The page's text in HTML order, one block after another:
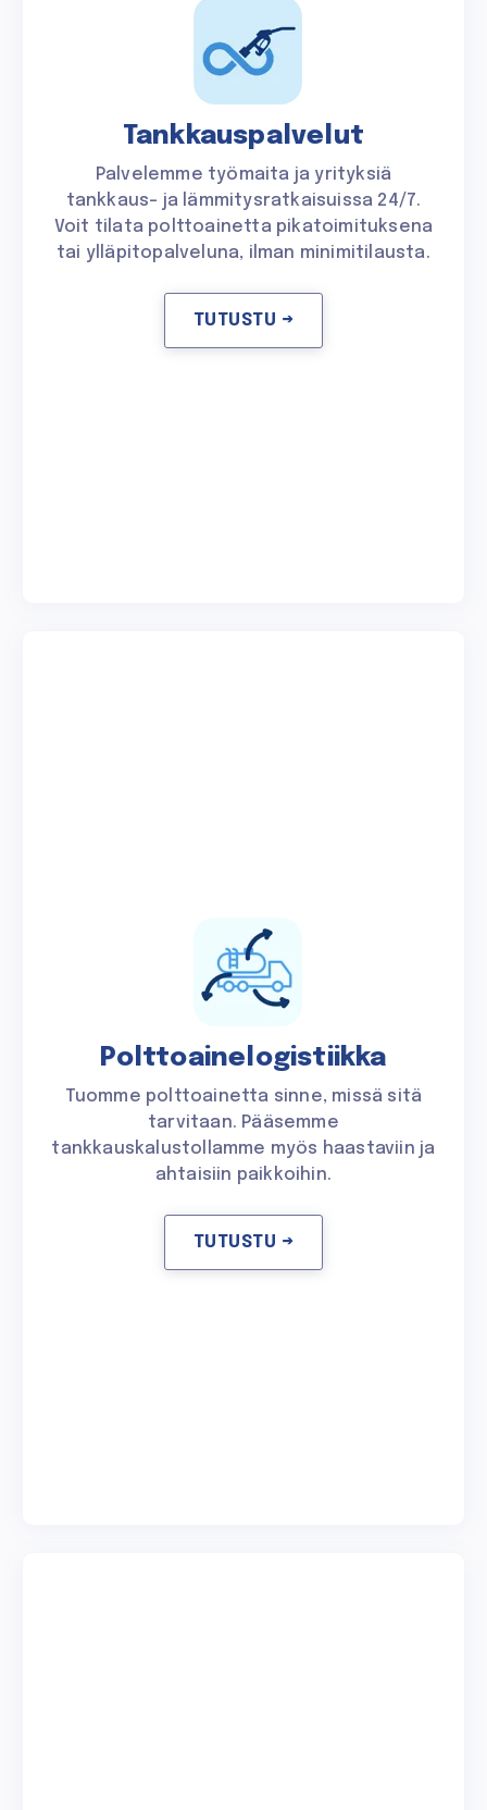
Tankkauspalvelut
Palvelemme työmaita ja yrityksiä
tankkaus- ja lämmitysratkaisuissa 24/7.
Voit tilata polttoainetta pikatoimituksena
tai ylläpitopalveluna, ilman minimitilausta.
TUTUSTU →
Polttoainelogistiikka
Tuomme polttoainetta sinne, missä sitä
tarvitaan. Pääsemme
tankkauskalustollamme myös haastaviin ja
ahtaisiin paikkoihin.
TUTUSTU →